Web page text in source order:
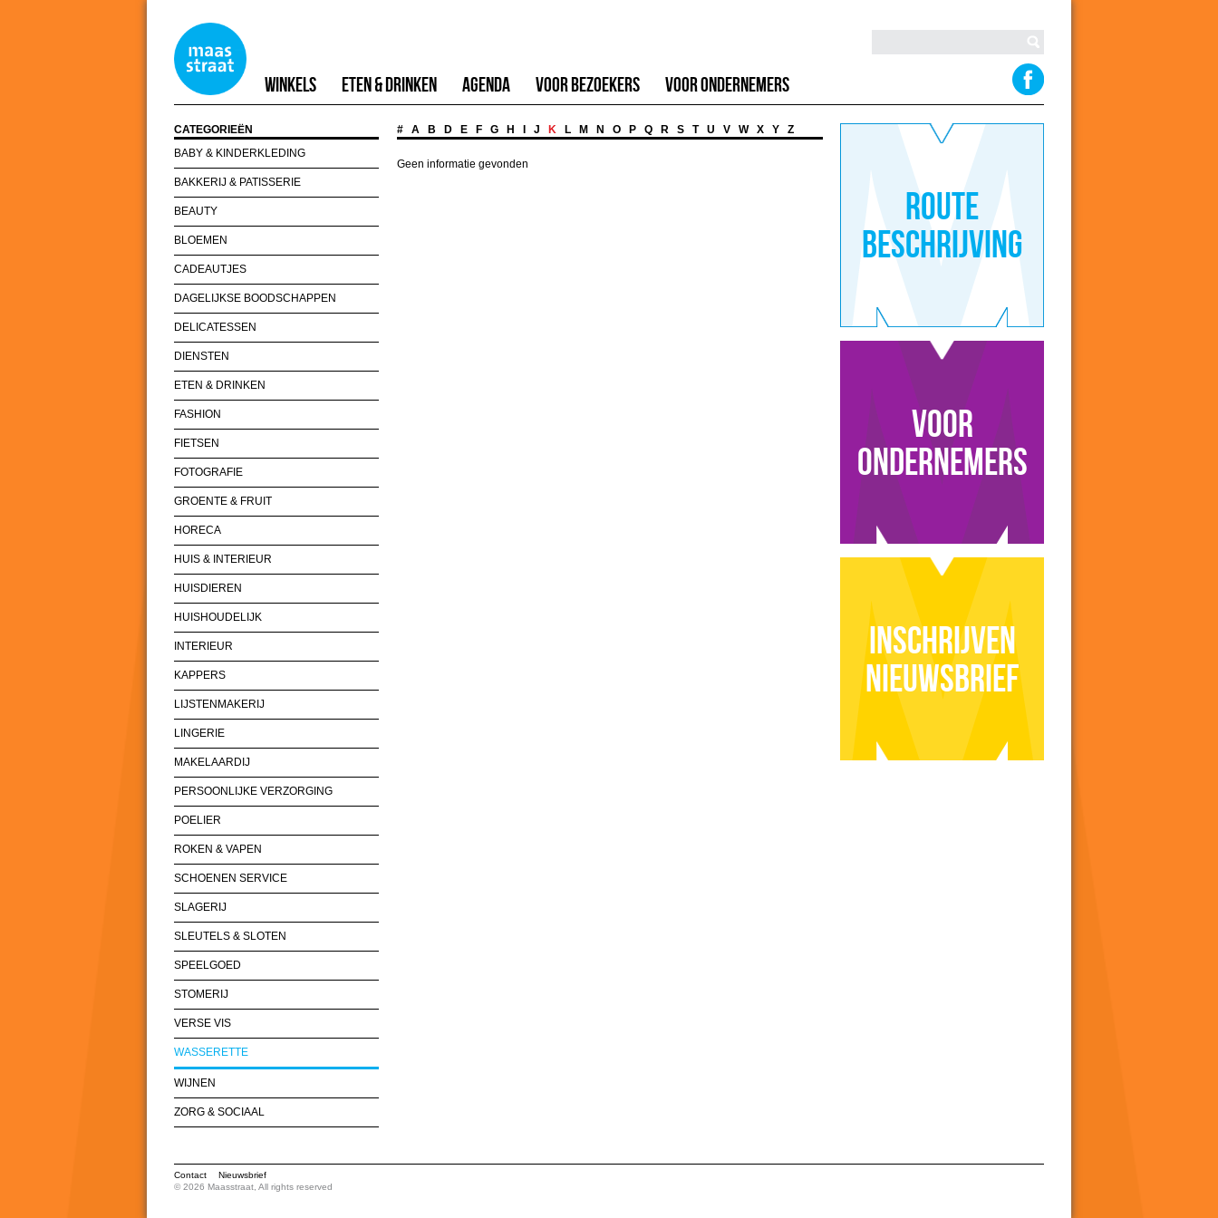
Winkels Eten & Drinken Agenda Voor Bezoekers Voor Ondernemers
CATEGORIEËN
BABY & KINDERKLEDING
BAKKERIJ & PATISSERIE
BEAUTY
BLOEMEN
CADEAUTJES
DAGELIJKSE BOODSCHAPPEN
DELICATESSEN
DIENSTEN
ETEN & DRINKEN
FASHION
FIETSEN
FOTOGRAFIE
GROENTE & FRUIT
HORECA
HUIS & INTERIEUR
HUISDIEREN
HUISHOUDELIJK
INTERIEUR
KAPPERS
LIJSTENMAKERIJ
LINGERIE
MAKELAARDIJ
PERSOONLIJKE VERZORGING
POELIER
ROKEN & VAPEN
SCHOENEN SERVICE
SLAGERIJ
SLEUTELS & SLOTEN
SPEELGOED
STOMERIJ
VERSE VIS
WASSERETTE
WIJNEN
ZORG & SOCIAAL
# A B D E F G H J K L M N O P Q R S T U V W X Y Z
Geen informatie gevonden
Route
beschrijving
voor
ondernemers
Inschrijven
nieuwsbrief
Contact
Nieuwsbrief
© 2026 Maasstraat, All rights reserved